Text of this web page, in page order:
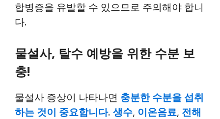
합병증을 유발할 수 있으므로 주의해야 합니
다.
물설사, 탈수 예방을 위한 수분 보
충!
물설사 증상이 나타나면 충분한 수분을 섭취
하는 것이 중요합니다. 생수, 이온음료, 전해